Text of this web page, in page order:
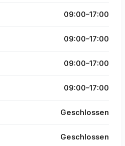
09:00–17:00
09:00–17:00
09:00–17:00
09:00–17:00
Geschlossen
Geschlossen